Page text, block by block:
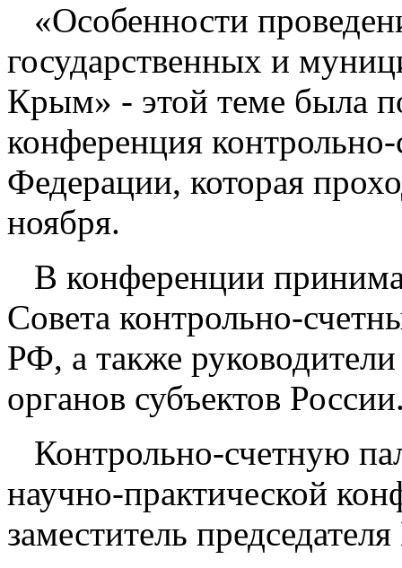
«Особенности
государственных и
Крым» - этой теме была
конференция
Федерации, которая
ноября.
В конференции
Совета контрольно-
РФ, а также
органов субъектов
Контрольно-счетную
научно-практической
заместитель